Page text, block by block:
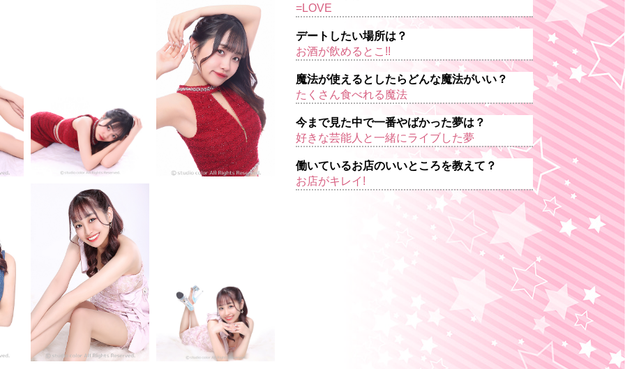
=LOVE
デートしたい場所は？
お酒が飲めるとこ!!
魔法が使えるとしたらどんな魔法がいい？
たくさん食べれる魔法
今まで見た中で一番やばかった夢は？
好きな芸能人と一緒にライブした夢
働いているお店のいいところを教えて？
お店がキレイ!